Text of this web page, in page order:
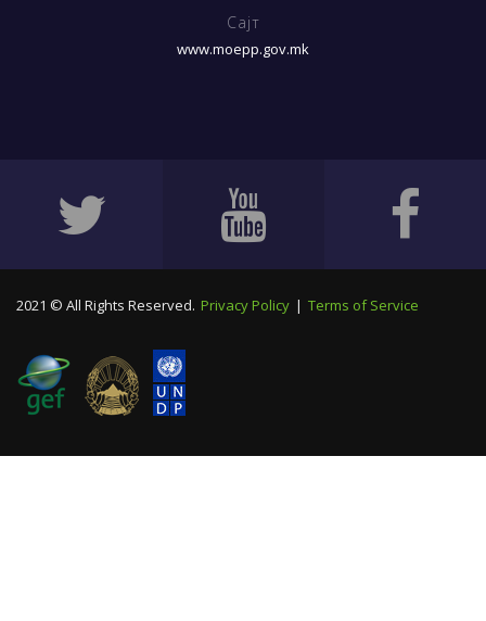
Сајт
www.moepp.gov.mk
2021 © All Rights Reserved. Privacy Policy | Terms of Service